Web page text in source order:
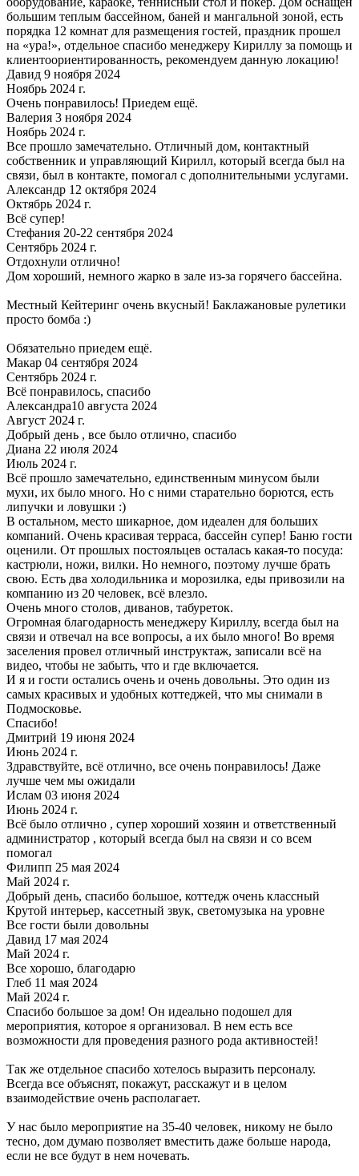
большим теплым бассейном, баней и мангальной зоной, есть
порядка 12 комнат для размещения гостей, праздник прошел
на «ура!», отдельное спасибо менеджеру Кириллу за помощь и
клиентоориентированность, рекомендуем данную локацию!
Давид 9 ноября 2024
Ноябрь 2024 г.
Очень понравилось! Приедем ещё.
Валерия 3 ноября 2024
Ноябрь 2024 г.
Все прошло замечательно. Отличный дом, контактный
собственник и управляющий Кирилл, который всегда был на
связи, был в контакте, помогал с дополнительными услугами.
Александр 12 октября 2024
Октябрь 2024 г.
Всё супер!
Стефания 20-22 сентября 2024
Сентябрь 2024 г.
Отдохнули отлично!
Дом хороший, немного жарко в зале из-за горячего бассейна.
Местный Кейтеринг очень вкусный! Баклажановые рулетики
просто бомба :)
Обязательно приедем ещё.
Макар 04 сентября 2024
Сентябрь 2024 г.
Всё понравилось, спасибо
Александра10 августа 2024
Август 2024 г.
Добрый день , все было отлично, спасибо
Диана 22 июля 2024
Июль 2024 г.
Всё прошло замечательно, единственным минусом были
мухи, их было много. Но с ними старательно борются, есть
липучки и ловушки :)
В остальном, место шикарное, дом идеален для больших
компаний. Очень красивая терраса, бассейн супер! Баню гости
оценили. От прошлых постояльцев осталась какая-то посуда:
кастрюли, ножи, вилки. Но немного, поэтому лучше брать
свою. Есть два холодильника и морозилка, еды привозили на
компанию из 20 человек, всё влезло.
Очень много столов, диванов, табуреток.
Огромная благодарность менеджеру Кириллу, всегда был на
связи и отвечал на все вопросы, а их было много! Во время
заселения провел отличный инструктаж, записали всё на
видео, чтобы не забыть, что и где включается.
И я и гости остались очень и очень довольны. Это один из
самых красивых и удобных коттеджей, что мы снимали в
Подмосковье.
Спасибо!
Дмитрий 19 июня 2024
Июнь 2024 г.
Здравствуйте, всё отлично, все очень понравилось! Даже
лучше чем мы ожидали
Ислам 03 июня 2024
Июнь 2024 г.
Всё было отлично , супер хороший хозяин и ответственный
администратор , который всегда был на связи и со всем
помогал
Филипп 25 мая 2024
Май 2024 г.
Добрый день, спасибо большое, коттедж очень классный
Крутой интерьер, кассетный звук, светомузыка на уровне
Все гости были довольны
Давид 17 мая 2024
Май 2024 г.
Все хорошо, благодарю
Глеб 11 мая 2024
Май 2024 г.
Спасибо большое за дом! Он идеально подошел для
мероприятия, которое я организовал. В нем есть все
возможности для проведения разного рода активностей!
Так же отдельное спасибо хотелось выразить персоналу.
Всегда все объяснят, покажут, расскажут и в целом
взаимодействие очень располагает.
У нас было мероприятие на 35-40 человек, никому не было
тесно, дом думаю позволяет вместить даже больше народа,
если не все будут в нем ночевать.